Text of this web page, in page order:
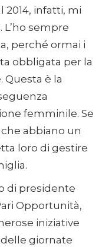
2014, infatti, mi
sempre
perché ormai i
obbligata per la
è la
femminile. Se
abbiano un
loro di gestire
di presidente
Opportunità,
iniziative
giornate